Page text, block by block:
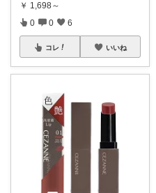
￥ 1,698～
0 0 6
コレ いいね